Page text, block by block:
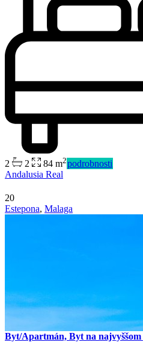
2 2 84 m2podrobnosti
Andalusia Real
20
Estepona, Malaga
Byt/Apartmán, Byt na najvyššom